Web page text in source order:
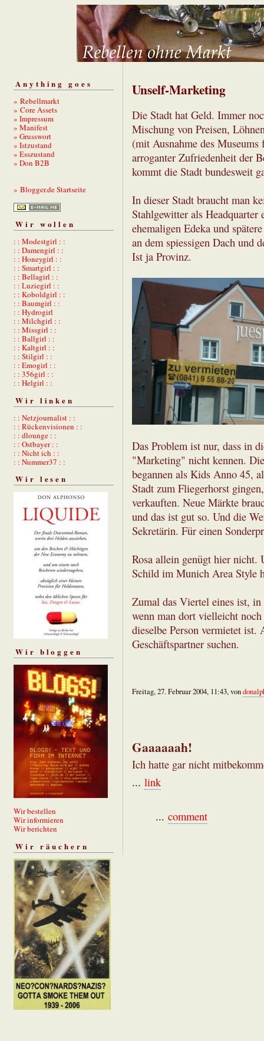
Anything goes
» Rebellmarkt
» Core Assets
» Impressum
» Manifest
» Grusswort
» Istzustand
» Esszustand
» Don B2B
» Blogger.de Startseite
Wir wollen
: : Modestgirl : :
: : Damengirl : :
: : Honeygirl : :
: : Smartgirl : :
: : Bellagirl : :
: : Luziegirl : :
: : Koboldgirl : :
: : Baumgirl : :
: : Hydrogirl
: : Milchgirl : :
: : Missgirl : :
: : Ballgirl : :
: : Kaltgirl : :
: : Stilgirl : :
: : Emogirl : :
: : 356girl : :
: : Helgirl : :
Wir linken
: : Netzjournalist : :
: : Rückenvisionen : :
: : dlounge : :
: : Ostbayer : :
: : Nicht ich : :
: : Nummer37 : :
Wir lesen
Wir bloggen
Wir bestellen
Wir informieren
Wir berichten
Wir räuchern
Unself-Marketing
Die Stadt hat Geld. Immer
Mischung von Preisen,
(mit Ausnahme des
arroganter Zufriedenheit der
kommt die Stadt bundesweit
In dieser Stadt braucht man
Stahlgewitter als
ehemaligen Edeka und
an dem spiessigen Dach und
Ist ja Provinz.
Das Problem ist nur, dass in
"Marketing" nicht kennen.
begannen als Kids Anno 45,
Stadt zum Fliegerhorst
verkauften. Neue Märkte
und das ist gut so. Und die
Sekretärin. Für einen
Rosa allein genügt hier nicht.
Schild im Munich Area Style
Zumal das Viertel eines ist,
wenn man dort vielleicht
dieselbe Person vermietet
Geschäftspartner suchen.
Freitag, 27. Februar 2004, 11:43, von
Gaaaaaah!
Ich hatte gar nicht
... link
... comment